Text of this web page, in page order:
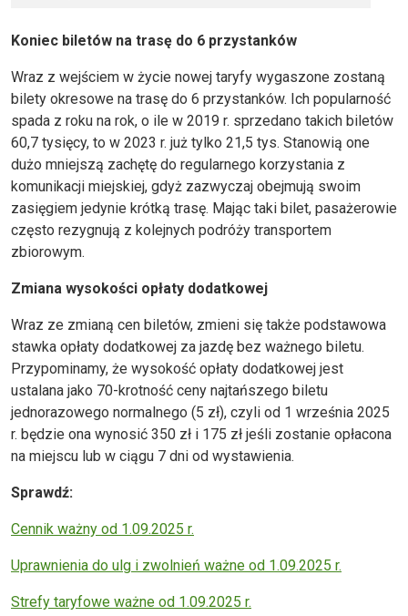
Koniec biletów na trasę do 6 przystanków
Wraz z wejściem w życie nowej taryfy wygaszone zostaną
bilety okresowe na trasę do 6 przystanków. Ich popularność
spada z roku na rok, o ile w 2019 r. sprzedano takich biletów
60,7 tysięcy, to w 2023 r. już tylko 21,5 tys. Stanowią one
dużo mniejszą zachętę do regularnego korzystania z
komunikacji miejskiej, gdyż zazwyczaj obejmują swoim
zasięgiem jedynie krótką trasę. Mając taki bilet, pasażerowie
często rezygnują z kolejnych podróży transportem
zbiorowym.
Zmiana wysokości opłaty dodatkowej
Wraz ze zmianą cen biletów, zmieni się także podstawowa
stawka opłaty dodatkowej za jazdę bez ważnego biletu.
Przypominamy, że wysokość opłaty dodatkowej jest
ustalana jako 70-krotność ceny najtańszego biletu
jednorazowego normalnego (5 zł), czyli od 1 września 2025
r. będzie ona wynosić 350 zł i 175 zł jeśli zostanie opłacona
na miejscu lub w ciągu 7 dni od wystawienia.
Sprawdź:
Cennik ważny od 1.09.2025 r.
Uprawnienia do ulg i zwolnień ważne od 1.09.2025 r.
Strefy taryfowe ważne od 1.09.2025 r.